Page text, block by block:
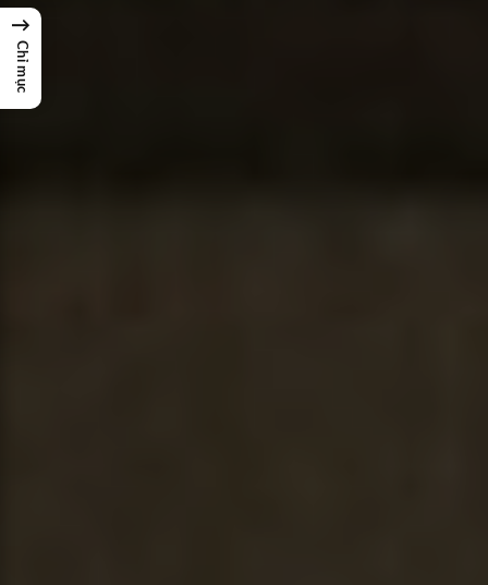
→
Chỉ mục